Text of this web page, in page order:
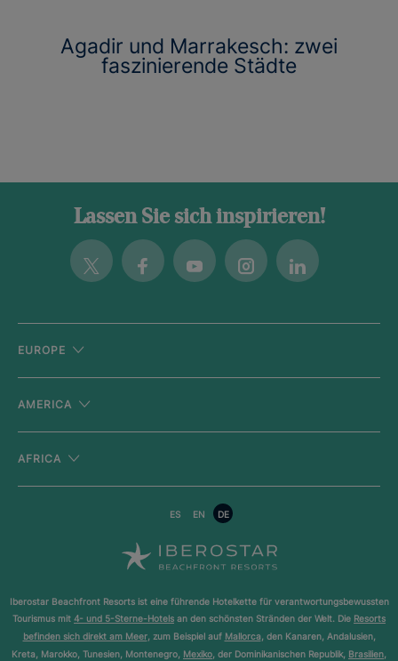
Agadir und Marrakesch: zwei
faszinierende Städte
Lassen Sie sich inspirieren!
Twitter FacebookYoutubeInstagramLinkedin
EUROPE
AMERICA
AFRICA
ES EN DE
Iberostar Beachfront Resorts ist eine führende Hotelkette für verantwortungsbewussten
Tourismus mit 4- und 5-Sterne-Hotels an den schönsten Stränden der Welt. Die Resorts
befinden sich direkt am Meer, zum Beispiel auf Mallorca, den Kanaren, Andalusien,
Kreta, Marokko, Tunesien, Montenegro, Mexiko, der Dominikanischen Republik, Brasilien,